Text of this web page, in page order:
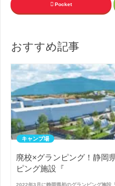
Pocket
おすすめ記事
キャンプ場
廃校×グランピング！静
ピング施設『